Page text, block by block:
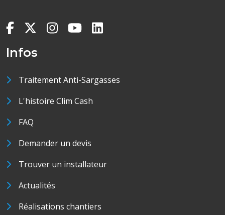
Infos
Traitement Anti-Sargasses
L'histoire Clim Cash
FAQ
Demander un devis
Trouver un installateur
Actualités
Réalisations chantiers